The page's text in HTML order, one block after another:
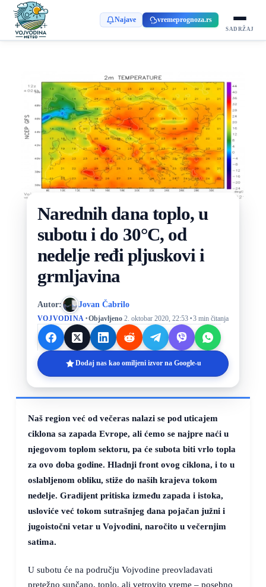
Najave vremeprognoza.rs
SADRŽAJ
Narednih dana toplo, u
subotu i do 30°C, od
nedelje ređi pljuskovi i
grmljavina
Autor: Jovan Čabrilo
VOJVODINA ·Objavljeno 2. oktobar 2020, 22:53 ·3 min čitanja
Dodaj nas kao omiljeni izvor na Google-u
Naš region već od večeras nalazi se pod uticajem
ciklona sa zapada Evrope, ali ćemo se najpre naći u
njegovom toplom sektoru, pa će subota biti vrlo topla
za ovo doba godine. Hladnji front ovog ciklona, i to u
oslabljenom obliku, stiže do naših krajeva tokom
nedelje. Gradijent pritiska između zapada i istoka,
usloviće već tokom sutrašnjeg dana pojačan južni i
jugoistočni vetar u Vojvodini, naročito u večernjim
satima.
U subotu će na području Vojvodine preovladavati
pretežno sunčano, toplo, ali vetrovito vreme – posebno